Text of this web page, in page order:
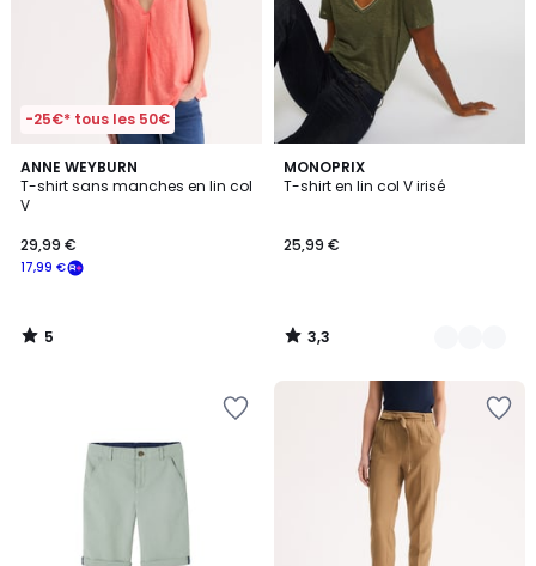
-25€* tous les 50€
ANNE WEYBURN
T-shirt sans manches en lin col
V
17,99 €
29,99 €
5
/
5
5
/
MONOPRIX
T-shirt en lin col V irisé
25,99 €
3,3
/ 5
4
Couleurs
3,3
/